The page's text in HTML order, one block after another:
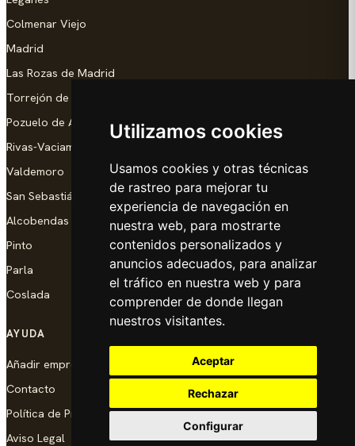
Utilizamos cookies
Usamos cookies y otras técnicas
de rastreo para mejorar tu
experiencia de navegación en
nuestra web, para mostrarte
contenidos personalizados y
anuncios adecuados, para analizar
el tráfico en nuestra web y para
comprender de donde llegan
nuestros visitantes.
Aceptar
Rechazar
Configurar
Colmenar Viejo
Madrid
Las Rozas de Madrid
Torrejón de Ardoz
Pozuelo de Alarcón
Rivas-Vaciamadrid
Valdemoro
San Sebastián de los Reyes
Alcobendas
Pinto
Parla
Coslada
AYUDA
Añadir empresa
Contacto
Política de Privacidad
Aviso Legal